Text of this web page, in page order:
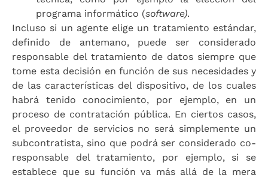
programa informático (software).
Incluso si un agente elige un tratamiento estándar,
definido de antemano, puede ser considerado
responsable del tratamiento de datos siempre que
tome esta decisión en función de sus necesidades y
de las características del dispositivo, de los cuales
habrá tenido conocimiento, por ejemplo, en un
proceso de contratación pública. En ciertos casos,
el proveedor de servicios no será simplemente un
subcontratista, sino que podrá ser considerado co-
responsable del tratamiento, por ejemplo, si se
establece que su función va más allá de la mera